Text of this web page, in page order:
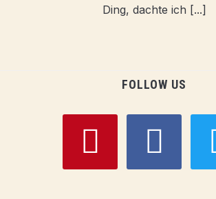
Ding, dachte ich [...]
FOLLOW US